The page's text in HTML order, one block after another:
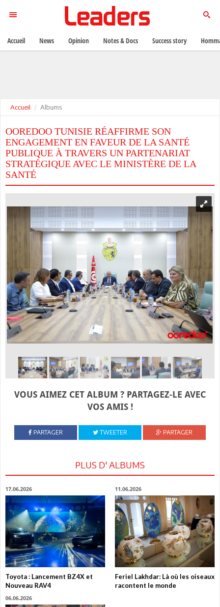
Accueil Albums
OOREDOO TUNISIE RÉAFFIRME SON
ENGAGEMENT EN FAVEUR DE LA SANTÉ
PUBLIQUE À TRAVERS UN PARTENARIAT
STRATÉGIQUE AVEC LE MINISTÈRE DE LA
SANTÉ
VOUS AIMEZ CET ALBUM ? PARTAGEZ-LE AVEC
VOS AMIS !
PARTAGER TWEETER PARTAGER
PLUS D' ALBUMS
17.06.2026
Toyota : Lancement BZ4X et
Nouveau RAV4
11.06.2026
Feriel Lakhdar: Là où les oiseaux
racontent le monde
06.06.2026
Accueil News Opinion Notes & Docs Success story